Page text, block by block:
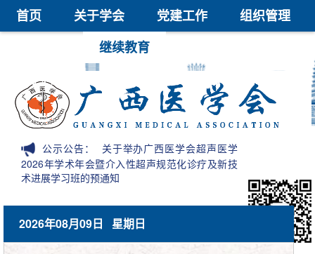
首页 关于学会 党建工作
组织管理
继续教育
医学科技奖
信息公开
公示公告： 关于举办广西医学会超声医学
2026年学术年会暨介入性超声规范化诊疗及新技
术进展学习班的预通知
2026年08月09日 星期日